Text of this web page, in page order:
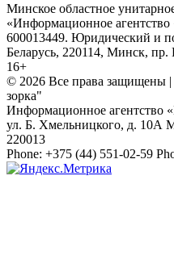
Минское областное
«Информационное
600013449. Юридический и
Беларусь, 220114, Минск, пр.
16+
© 2026 Все права защищены |
зорка"
Информационное агентство
ул. Б. Хмельницкого, д. 10А
220013
Phone: +375 (44) 551-02-59